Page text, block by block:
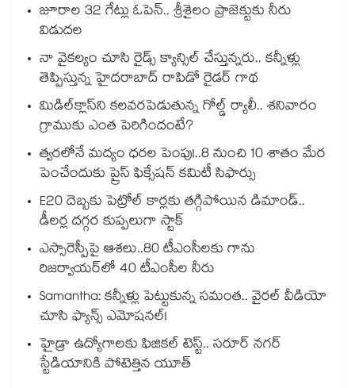
జూరాల 32 గేట్లు ఓపెన్.. శ్రీశైలం ప్రాజెక్టుకు నీరు
విడుదల
నా వైకల్యం చూసి రైడ్స్ క్యాన్సిల్ చేస్తున్నరు.. కన్నీళ్లు
తెప్పిస్తున్న హైదరాబాద్ రాపిడో రైడర్ గాథ
మిడిల్‌క్లాస్‌ని కలవరపెడుతున్న గోల్డ్ ర్యాలీ.. శనివారం
గ్రాముకు ఎంత పెరిగిందంటే?
త్వరలోనే మద్యం ధ‌‌ర‌‌ల పెంపు!..8 నుంచి 10 శాతం మేర
పెంచేందుకు ప్రైస్ ఫిక్సేష‌‌న్ క‌‌మిటీ సిఫార్సు
E20 దెబ్బకు పెట్రోల్ కార్లకు తగ్గిపోయిన డిమాండ్..
డీలర్ల దగ్గర కుప్పలుగా స్టాక్
ఎస్సారెస్పీపై ఆశలు..80 టీఎంసీలకు గాను
రిజర్వాయర్‌‌‌‌‌‌‌‌‌‌‌‌‌‌‌‌లో 40 టీఎంసీల నీరు
Samantha: కన్నీళ్లు పెట్టుకున్న సమంత.. వైరల్ వీడియో
చూసి ఫ్యాన్స్ ఎమోషనల్!
హైడ్రా ఉద్యోగాలకు ఫిజికల్ టెస్ట్.. సరూర్ నగర్
స్టేడియానికి పోటెత్తిన యూత్